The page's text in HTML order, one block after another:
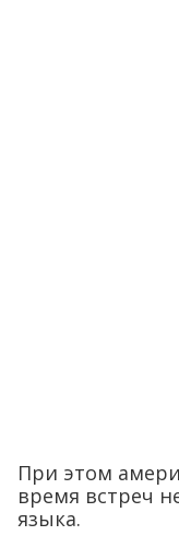
При этом
время встреч
языка.